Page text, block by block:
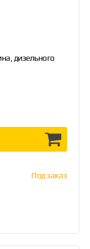
дизельного
Под заказ